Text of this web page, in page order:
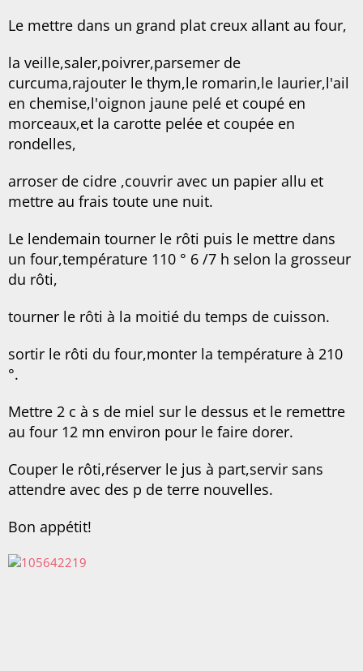
Le mettre dans un grand plat creux allant au four,
la veille,saler,poivrer,parsemer de
curcuma,rajouter le thym,le romarin,le laurier,l'ail
en chemise,l'oignon jaune pelé et coupé en
morceaux,et la carotte pelée et coupée en
rondelles,
arroser de cidre ,couvrir avec un papier allu et
mettre au frais toute une nuit.
Le lendemain tourner le rôti puis le mettre dans
un four,température 110 ° 6 /7 h selon la grosseur
du rôti,
tourner le rôti à la moitié du temps de cuisson.
sortir le rôti du four,monter la température à 210
°.
Mettre 2 c à s de miel sur le dessus et le remettre
au four 12 mn environ pour le faire dorer.
Couper le rôti,réserver le jus à part,servir sans
attendre avec des p de terre nouvelles.
Bon appétit!